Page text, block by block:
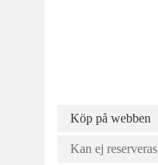
Köp på webben
Kan ej reserveras